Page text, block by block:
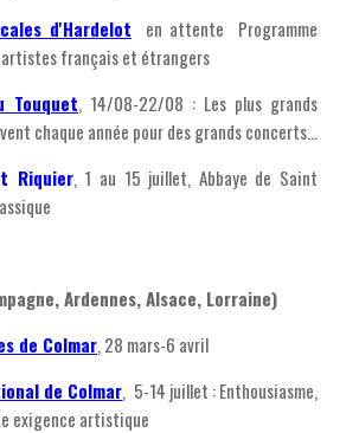
d'Hardelot en attente Programme
français et étrangers
Touquet, 14/08-22/08 : Les plus grands
chaque année pour des grands concerts...
Riquier, 1 au 15 juillet, Abbaye de Saint
Ardennes, Alsace, Lorraine)
de Colmar, 28 mars-6 avril
de Colmar, 5-14 juillet : Enthousiasme,
exigence artistique